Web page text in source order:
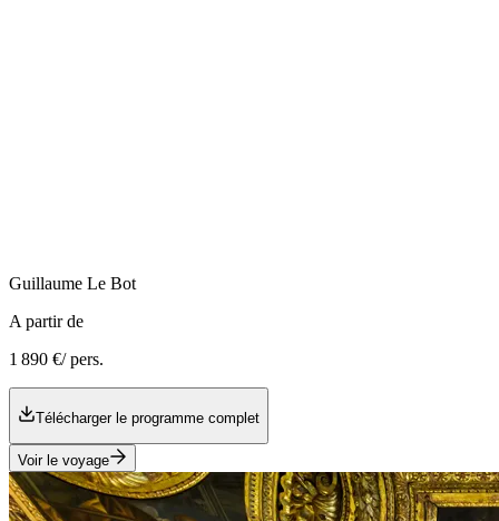
Guillaume Le Bot
A partir de
1 890 €/ pers.
Télécharger le programme complet
Voir le voyage